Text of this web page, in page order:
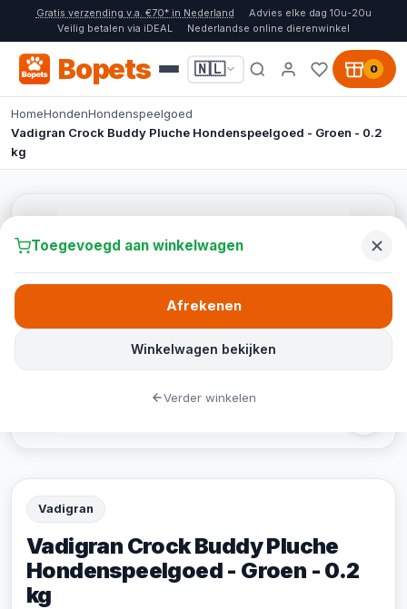
Gratis verzending v.a. €70* in Nederland
Advies elke dag 10u-20u
Veilig betalen via iDEAL
Nederlandse online dierenwinkel
Bopets 🇳🇱 0
HomeHondenHondenspeelgoed
Vadigran Crock Buddy Pluche Hondenspeelgoed - Groen - 0.2
kg
Vadigran
Vadigran Crock Buddy Pluche
Hondenspeelgoed - Groen - 0.2
kg
Toegevoegd aan winkelwagen
Winkelwagen bekijken
Afrekenen
Verder winkelen